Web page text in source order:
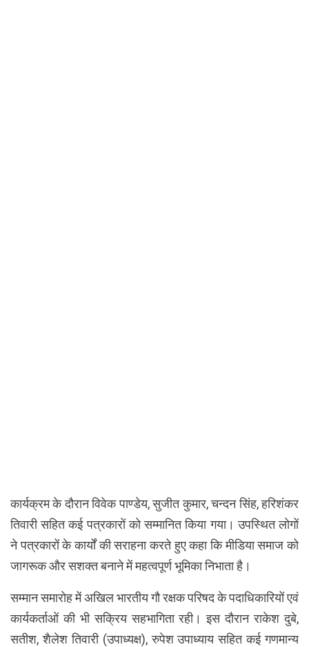
कार्यक्रम के दौरान विवेक पाण्डेय, सुजीत कुमार, चन्दन सिंह, हरिशंकर
तिवारी सहित कई पत्रकारों को सम्मानित किया गया। उपस्थित लोगों
ने पत्रकारों के कार्यों की सराहना करते हुए कहा कि मीडिया समाज को
जागरूक और सशक्त बनाने में महत्वपूर्ण भूमिका निभाता है।
सम्मान समारोह में अखिल भारतीय गौ रक्षक परिषद के पदाधिकारियों एवं
कार्यकर्ताओं की भी सक्रिय सहभागिता रही। इस दौरान राकेश दुबे,
सतीश, शैलेश तिवारी (उपाध्यक्ष), रुपेश उपाध्याय सहित कई गणमान्य